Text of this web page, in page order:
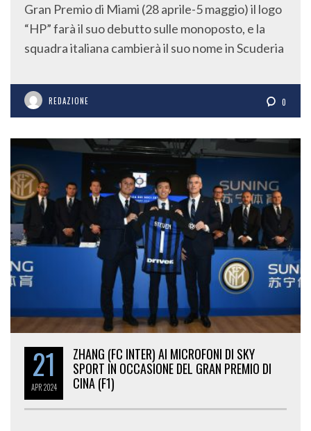
Gran Premio di Miami (28 aprile-5 maggio) il logo
“HP” farà il suo debutto sulle monoposto, e la
squadra italiana cambierà il suo nome in Scuderia
REDAZIONE 0
21
APR2024
ZHANG (FC INTER) AI MICROFONI DI SKY
SPORT IN OCCASIONE DEL GRAN PREMIO DI
CINA (F1)